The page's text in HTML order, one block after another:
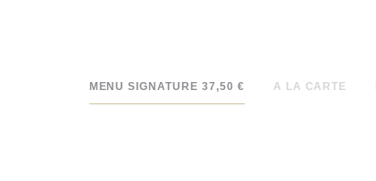
MENU SIGNATURE 37,50 € A LA CARTE